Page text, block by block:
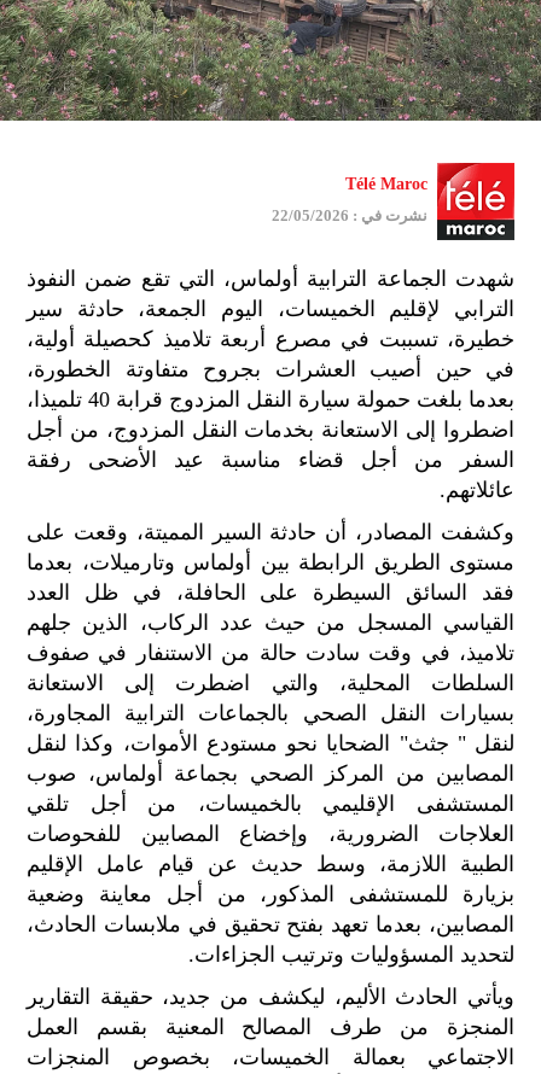
Télé Maroc
نشرت في : 22/05/2026
شهدت الجماعة الترابية أولماس، التي تقع ضمن النفوذ
الترابي لإقليم الخميسات، اليوم الجمعة، حادثة سير
خطيرة، تسببت في مصرع أربعة تلاميذ كحصيلة أولية،
في حين أصيب العشرات بجروح متفاوتة الخطورة،
بعدما بلغت حمولة سيارة النقل المزدوج قرابة 40 تلميذا،
اضطروا إلى الاستعانة بخدمات النقل المزدوج، من أجل
السفر من أجل قضاء مناسبة عيد الأضحى رفقة
عائلاتهم.
وكشفت المصادر، أن حادثة السير المميتة، وقعت على
مستوى الطريق الرابطة بين أولماس وتارميلات، بعدما
فقد السائق السيطرة على الحافلة، في ظل العدد
القياسي المسجل من حيث عدد الركاب، الذين جلهم
تلاميذ، في وقت سادت حالة من الاستنفار في صفوف
السلطات المحلية، والتي اضطرت إلى الاستعانة
بسيارات النقل الصحي بالجماعات الترابية المجاورة،
لنقل " جثث" الضحايا نحو مستودع الأموات، وكذا لنقل
المصابين من المركز الصحي بجماعة أولماس، صوب
المستشفى الإقليمي بالخميسات، من أجل تلقي
العلاجات الضرورية، وإخضاع المصابين للفحوصات
الطبية اللازمة، وسط حديث عن قيام عامل الإقليم
بزيارة للمستشفى المذكور، من أجل معاينة وضعية
المصابين، بعدما تعهد بفتح تحقيق في ملابسات الحادث،
لتحديد المسؤوليات وترتيب الجزاءات.
ويأتي الحادث الأليم، ليكشف من جديد، حقيقة التقارير
المنجزة من طرف المصالح المعنية بقسم العمل
الاجتماعي بعمالة الخميسات، بخصوص المنجزات